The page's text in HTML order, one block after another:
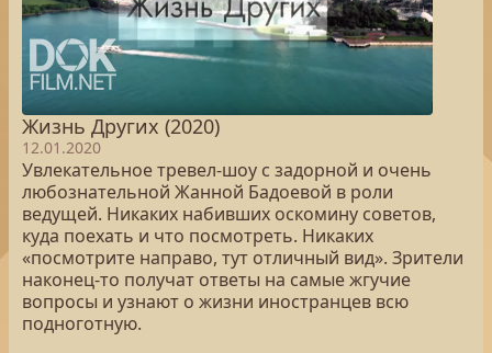
Жизнь Других (2020)
12.01.2020
Увлекательное тревел-шоу с задорной и очень
любознательной Жанной Бадоевой в роли
ведущей. Никаких набивших оскомину советов,
куда поехать и что посмотреть. Никаких
«посмотрите направо, тут отличный вид». Зрители
наконец-то получат ответы на самые жгучие
вопросы и узнают о жизни иностранцев всю
подноготную.